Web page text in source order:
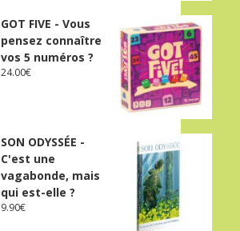
GOT FIVE - Vous
pensez connaître
vos 5 numéros ?
24.00€
SON ODYSSÉE -
C'est une
vagabonde, mais
qui est-elle ?
9.90€